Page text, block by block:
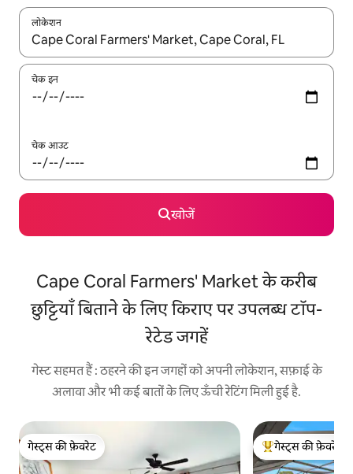
लोकेशन
नतीजों के उपलब्ध होने पर, अप और डाउन 'ऐरो की' का इस्तेमाल करके नेविगेट
चेक इन
चेक आउट
खोजें
Cape Coral Farmers' Market के करीब
छुट्टियाँ बिताने के लिए किराए पर उपलब्ध टॉप-
रेटेड जगहें
गेस्ट सहमत हैं : ठहरने की इन जगहों को अपनी लोकेशन, सफ़ाई के
अलावा और भी कई बातों के लिए ऊँची रेटिंग मिली हुई है.
गेस्ट्स की फ़ेवरेट
गेस्ट्स की फ़ेवरेट
गेस्ट्स का टॉप फ़ेवरेट
गेस्ट्स की फ़ेवरेट